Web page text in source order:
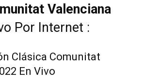
Valenciana
Por Internet :
Clásica Comunitat
En Vivo